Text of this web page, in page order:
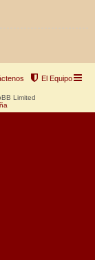
El Equipo
Limited